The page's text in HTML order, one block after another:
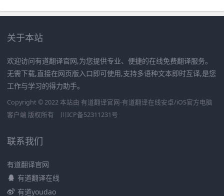
关于本站
欢迎访问有道翻译官网,为您提供专业、便捷的在线免费翻译服务。
无需下载,直接在网页版入口即可使用,支持多语种文本即时互译,是您
工作与学习的得力助手。
Copyright © 2022 本站由 有道翻译官网-有道翻译在线安卓/iOS官方电脑
客户端 版权所有
川ICP备52311231号
联系我们
有道翻译官网
有道翻译在线
有道youdao